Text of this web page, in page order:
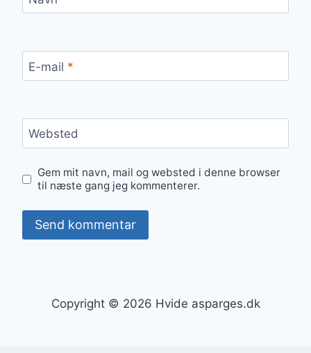
E-mail *
Websted
Gem mit navn, mail og websted i denne browser
til næste gang jeg kommenterer.
Copyright © 2026 Hvide asparges.dk